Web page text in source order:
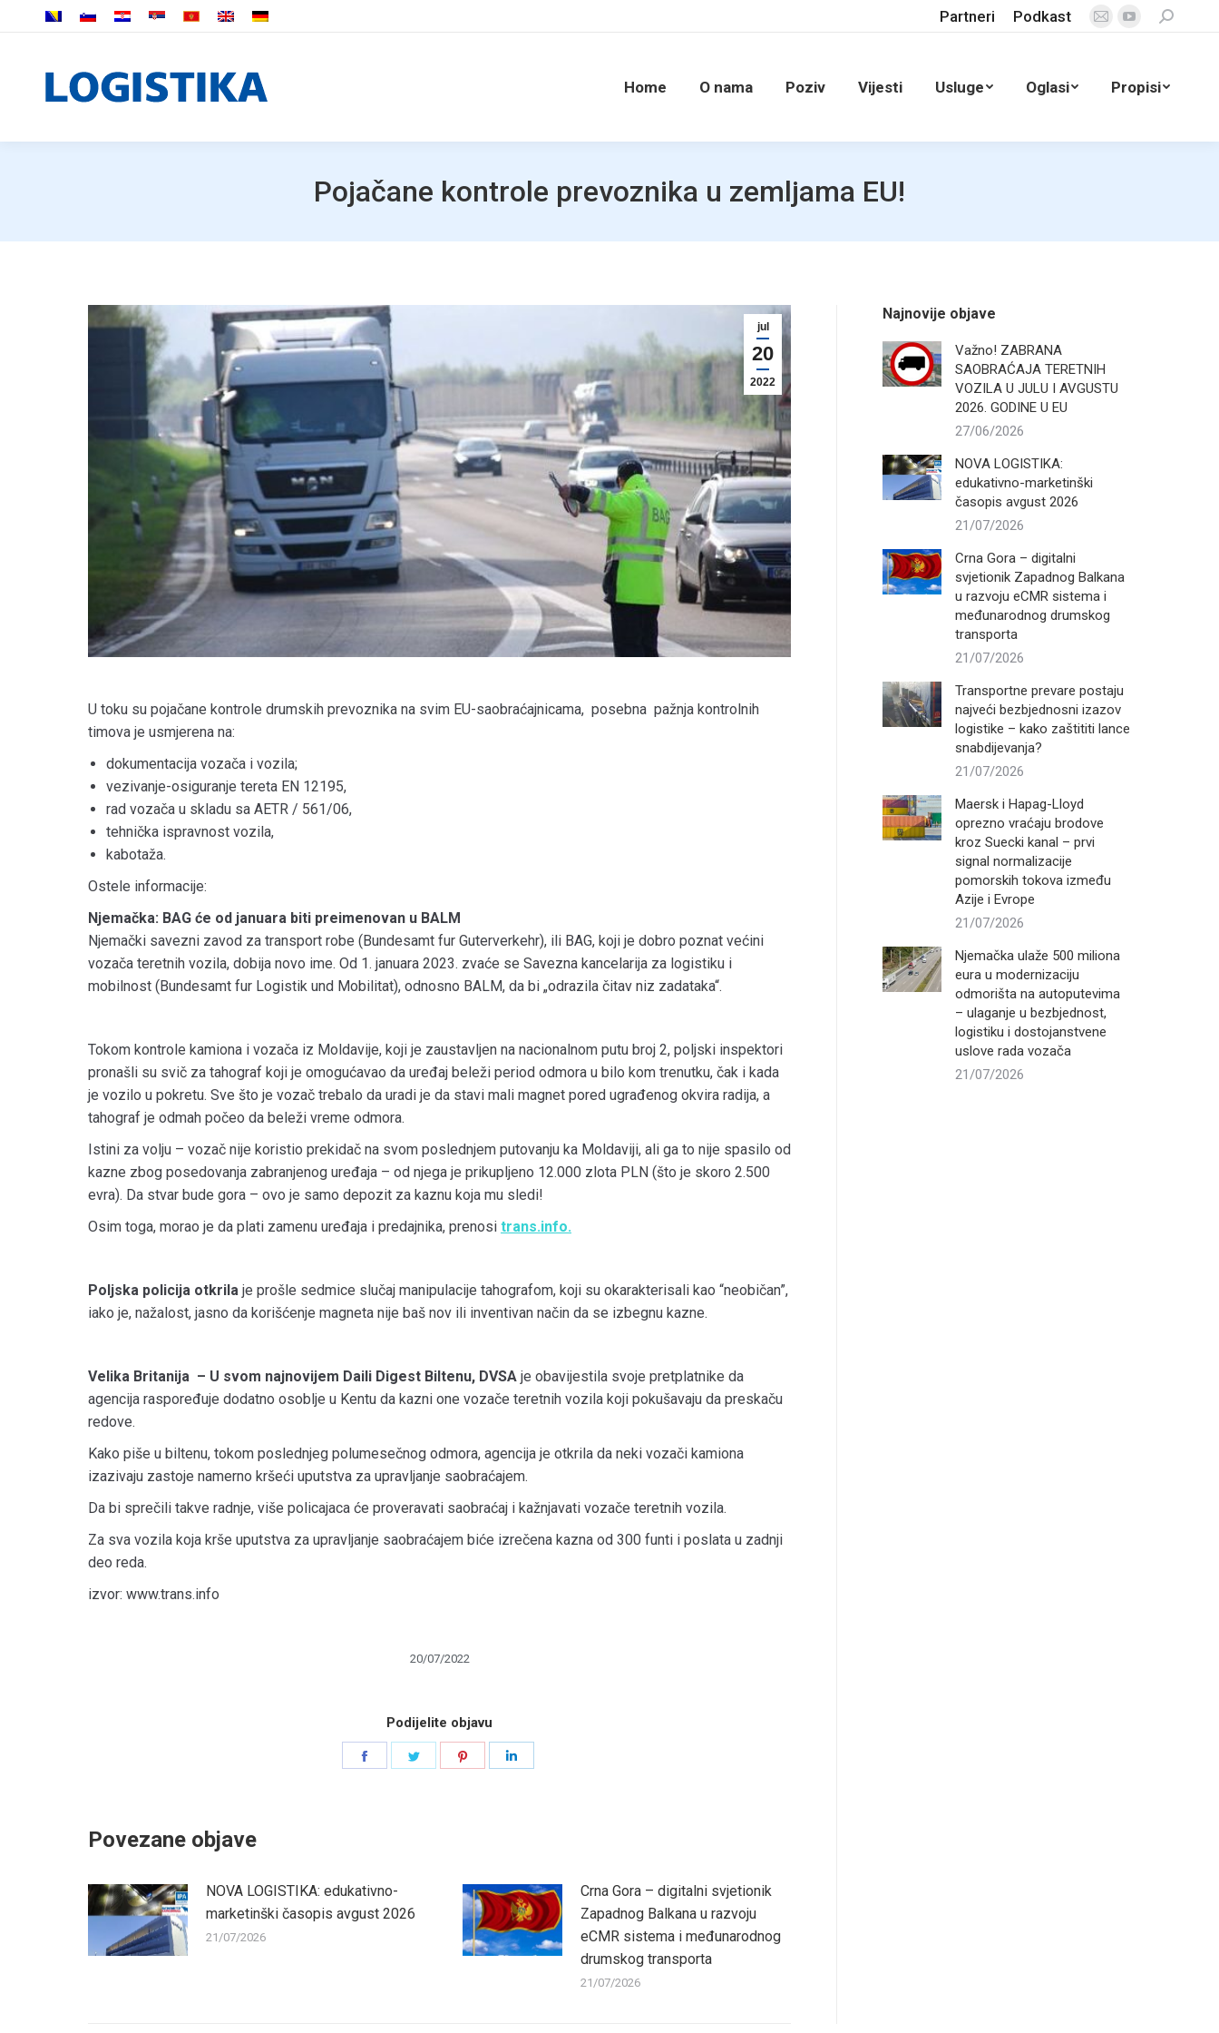
Partneri Podkast
Mail
window
YouTube
in
window
Search:
Home O nama Poziv Vijesti Usluge Oglasi Propisi
Pojačane kontrole prevoznika u zemljama EU!
jul
20
2022
U toku su pojačane kontrole drumskih prevoznika na svim EU-saobraćajnicama, posebna pažnja kontrolnih
timova je usmjerena na:
dokumentacija vozača i vozila;
vezivanje-osiguranje tereta EN 12195,
rad vozača u skladu sa AETR / 561/06,
tehnička ispravnost vozila,
kabotaža.
Ostele informacije:
Njemačka: BAG će od januara biti preimenovan u BALM
Njemački savezni zavod za transport robe (Bundesamt fur Guterverkehr), ili BAG, koji je dobro poznat većini
vozača teretnih vozila, dobija novo ime. Od 1. januara 2023. zvaće se Savezna kancelarija za logistiku i
mobilnost (Bundesamt fur Logistik und Mobilitat), odnosno BALM, da bi „odrazila čitav niz zadataka“.
Tokom kontrole kamiona i vozača iz Moldavije, koji je zaustavljen na nacionalnom putu broj 2, poljski inspektori
pronašli su svič za tahograf koji je omogućavao da uređaj beleži period odmora u bilo kom trenutku, čak i kada
je vozilo u pokretu. Sve što je vozač trebalo da uradi je da stavi mali magnet pored ugrađenog okvira radija, a
tahograf je odmah počeo da beleži vreme odmora.
Istini za volju – vozač nije koristio prekidač na svom poslednjem putovanju ka Moldaviji, ali ga to nije spasilo od
kazne zbog posedovanja zabranjenog uređaja – od njega je prikupljeno 12.000 zlota PLN (što je skoro 2.500
evra). Da stvar bude gora – ovo je samo depozit za kaznu koja mu sledi!
Osim toga, morao je da plati zamenu uređaja i predajnika, prenosi trans.info.
Poljska policija otkrila je prošle sedmice slučaj manipulacije tahografom, koji su okarakterisali kao “neobičan”,
iako je, nažalost, jasno da korišćenje magneta nije baš nov ili inventivan način da se izbegnu kazne.
Velika Britanija – U svom najnovijem Daili Digest Biltenu, DVSA je obavijestila svoje pretplatnike da
agencija raspoređuje dodatno osoblje u Kentu da kazni one vozače teretnih vozila koji pokušavaju da preskaču
redove.
Kako piše u biltenu, tokom poslednjeg polumesečnog odmora, agencija je otkrila da neki vozači kamiona
izazivaju zastoje namerno kršeći uputstva za upravljanje saobraćajem.
Da bi sprečili takve radnje, više policajaca će proveravati saobraćaj i kažnjavati vozače teretnih vozila.
Za sva vozila koja krše uputstva za upravljanje saobraćajem biće izrečena kazna od 300 funti i poslata u zadnji
deo reda.
izvor: www.trans.info
20/07/2022
Podijelite objavu
Share
Povezane objave
NOVA LOGISTIKA: edukativno-
marketinški časopis avgust 2026
21/07/2026
Crna Gora – digitalni svjetionik
Zapadnog Balkana u razvoju
eCMR sistema i međunarodnog
drumskog transporta
21/07/2026
Najnovije objave
Važno! ZABRANA
SAOBRAĆAJA TERETNIH
VOZILA U JULU I AVGUSTU
2026. GODINE U EU
27/06/2026
NOVA LOGISTIKA:
edukativno-marketinški
časopis avgust 2026
21/07/2026
Crna Gora – digitalni
svjetionik Zapadnog Balkana
u razvoju eCMR sistema i
međunarodnog drumskog
transporta
21/07/2026
Transportne prevare postaju
najveći bezbjednosni izazov
logistike – kako zaštititi lance
snabdijevanja?
21/07/2026
Maersk i Hapag-Lloyd
oprezno vraćaju brodove
kroz Suecki kanal – prvi
signal normalizacije
pomorskih tokova između
Azije i Evrope
21/07/2026
Njemačka ulaže 500 miliona
eura u modernizaciju
odmorišta na autoputevima
– ulaganje u bezbjednost,
logistiku i dostojanstvene
uslove rada vozača
21/07/2026